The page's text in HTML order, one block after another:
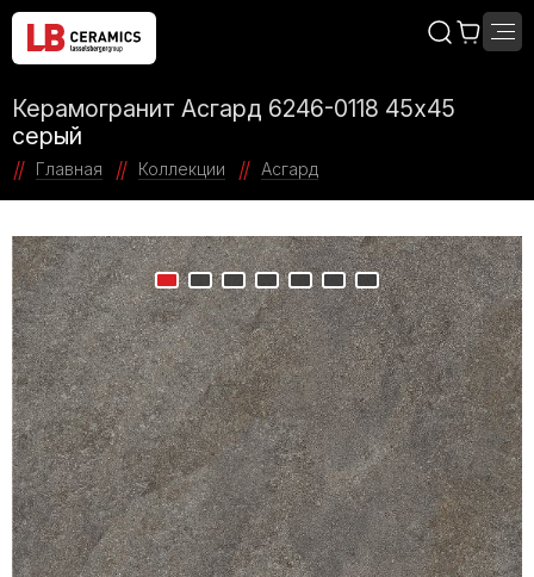
Керамогранит Асгард 6246-0118 45x45
серый
Главная Коллекции Асгард